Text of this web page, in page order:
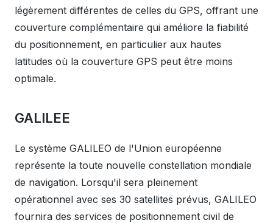
légèrement différentes de celles du GPS, offrant une
couverture complémentaire qui améliore la fiabilité
du positionnement, en particulier aux hautes
latitudes où la couverture GPS peut être moins
optimale.
GALILEE
Le système GALILEO de l'Union européenne
représente la toute nouvelle constellation mondiale
de navigation. Lorsqu'il sera pleinement
opérationnel avec ses 30 satellites prévus, GALILEO
fournira des services de positionnement civil de